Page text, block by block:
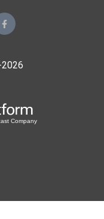
auf Apple
hat, hinterlasse
streben die
in denen dies